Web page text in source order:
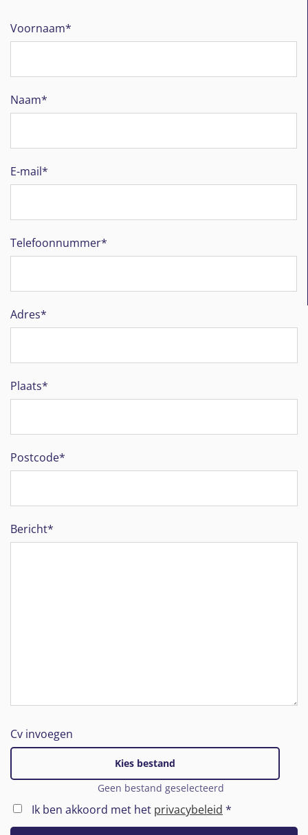
Voornaam*
Naam*
E-mail*
Telefoonnummer*
Adres*
Plaats*
Postcode*
Bericht*
Cv invoegen
Kies bestand
Geen bestand geselecteerd
Ik ben akkoord met het privacybeleid *